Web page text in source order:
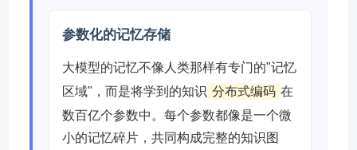
参数化的记忆存储
大模型的记忆不像人类那样有专门的"记忆
区域"，而是将学到的知识 分布式编码 在
数百亿个参数中。每个参数都像是一个微
小的记忆碎片，共同构成完整的知识图